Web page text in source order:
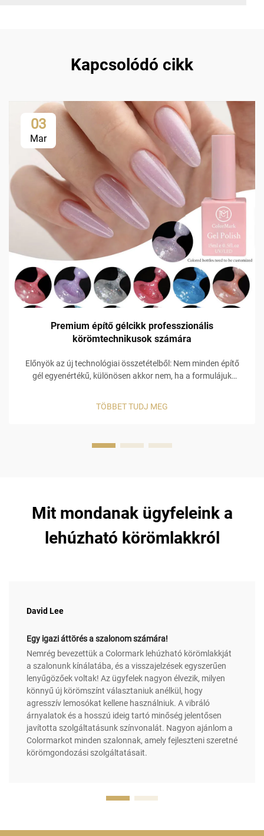
Kapcsolódó cikk
03
Mar
Premium építő gélcikk professzionális
körömtechnikusok számára
Előnyök az új technológiai összetételből: Nem minden építő
gél egyenértékű, különösen akkor nem, ha a formulájuk
A prémium minőségű építő gél fő összetevője a természetes
TÖBBET TUDJ MEG
Mit mondanak ügyfeleink a
lehúzható körömlakkról
David Lee
Egy igazi áttörés a szalonom számára!
Nemrég bevezettük a Colormark lehúzható körömlakkját
a szalonunk kínálatába, és a visszajelzések egyszerűen
lenyűgözőek voltak! Az ügyfelek nagyon élvezik, milyen
könnyű új körömszínt választaniuk anélkül, hogy
agresszív lemosókat kellene használniuk. A vibráló
árnyalatok és a hosszú ideig tartó minőség jelentősen
javította szolgáltatásunk színvonalát. Nagyon ajánlom a
Colormarkot minden szalonnak, amely fejleszteni szeretné
körömgondozási szolgáltatásait.